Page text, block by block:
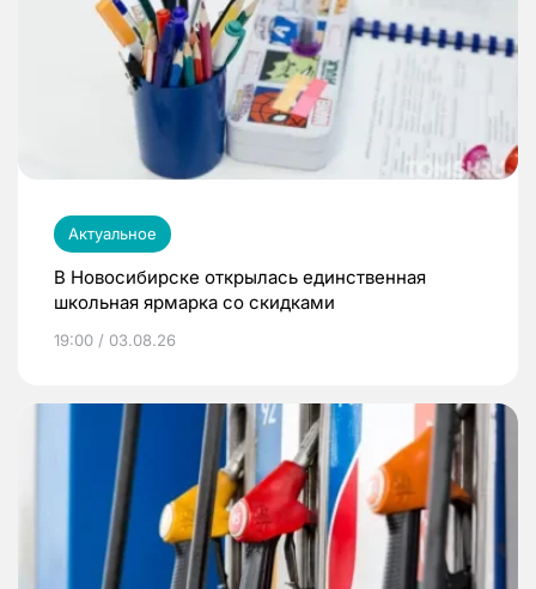
Актуальное
В Новосибирске открылась единственная
школьная ярмарка со скидками
19:00 / 03.08.26